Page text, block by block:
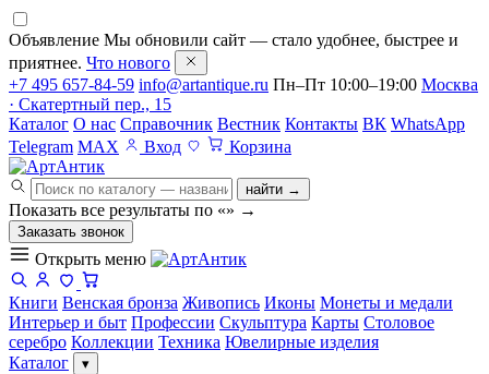
Объявление Мы обновили сайт — стало удобнее, быстрее и
приятнее. Что нового
+7 495 657-84-59 info@artantique.ru Пн–Пт 10:00–19:00 Москва
· Скатертный пер., 15
Каталог О нас Справочник Вестник Контакты ВК WhatsApp
Telegram MAX Вход Корзина
найти →
Показать все результаты по «» →
Заказать звонок
Открыть меню
Книги Венская бронза Живопись Иконы Монеты и медали
Интерьер и быт Профессии Скульптура Карты Столовое
серебро Коллекции Техника Ювелирные изделия
Каталог
▾